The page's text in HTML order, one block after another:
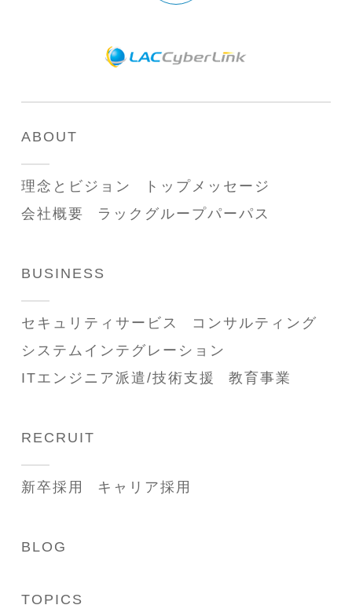
ABOUT
理念とビジョン
トップメッセージ
会社概要
ラックグループパーパス
BUSINESS
セキュリティサービス
コンサルティング
システムインテグレーション
ITエンジニア派遣/技術支援
教育事業
RECRUIT
新卒採用 キャリア採用
BLOG
TOPICS